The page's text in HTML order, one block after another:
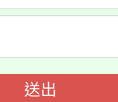
甄選結果(
大學推廣
通分析基
生輔導中心
送出